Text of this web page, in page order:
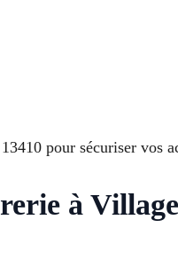
pour sécuriser vos
à